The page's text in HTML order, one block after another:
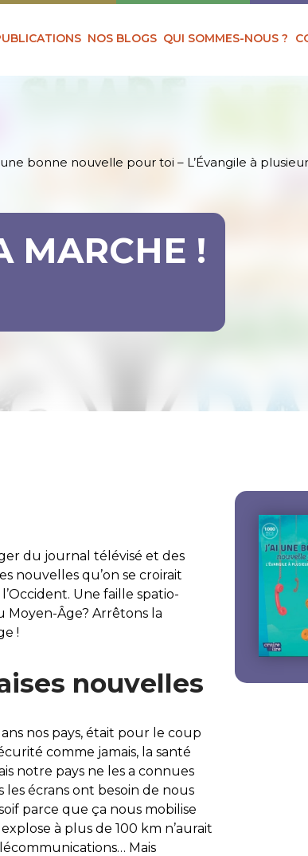
NOS BLOGS QUI SOMMES-NOUS ?
une bonne nouvelle pour toi – L’Évangile à
MARCHE !
du journal télévisé et des
nouvelles qu’on se croirait
Une faille spatio-
Âge? Arrêtons la
!
nouvelles
nos pays, était pour le coup
comme jamais, la santé
notre pays ne les a connues
les écrans ont besoin de nous
parce que ça nous mobilise
à plus de 100 km n’aurait
Mais